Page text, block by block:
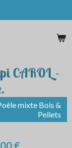
CAROL -
mixte Bois &
Pellets
€